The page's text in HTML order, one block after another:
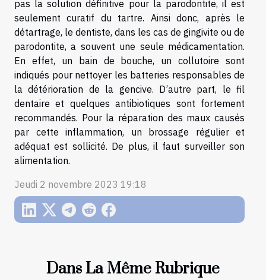
pas la solution définitive pour la parodontite, il est
seulement curatif du tartre. Ainsi donc, après le
détartrage, le dentiste, dans les cas de gingivite ou de
parodontite, a souvent une seule médicamentation.
En effet, un bain de bouche, un collutoire sont
indiqués pour nettoyer les batteries responsables de
la détérioration de la gencive. D’autre part, le fil
dentaire et quelques antibiotiques sont fortement
recommandés. Pour la réparation des maux causés
par cette inflammation, un brossage régulier et
adéquat est sollicité. De plus, il faut surveiller son
alimentation.
Jeudi 2 novembre 2023 19:18
Dans La Même Rubrique